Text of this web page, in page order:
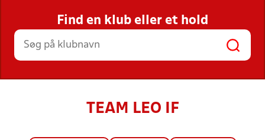
STILLINGER, RESULTATER, KLUBBER OG
HOLD
Find en klub eller et hold
TEAM LEO IF